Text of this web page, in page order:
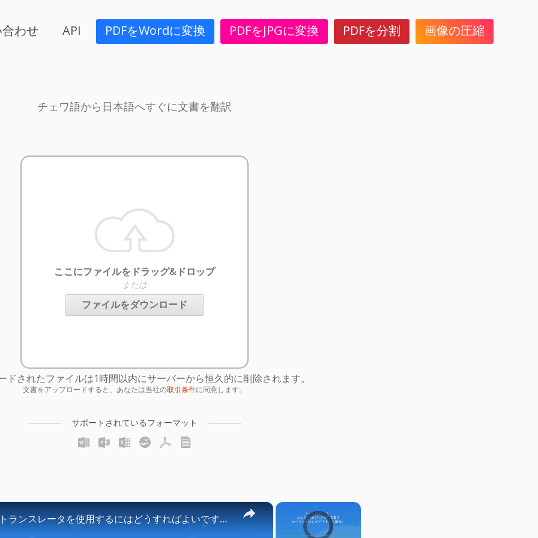
わせ API PDFをWordに変換 PDFをJPGに変換 PDFを分割 画像の圧縮
チェワ語から日本語へすぐに文書を翻訳
ここにファイルをドラッグ&ドロップ
または
ファイルをダウンロード
ドされたファイルは1時間以内にサーバーから恒久的に削除されます。
文書をアップロードすると、あなたは当社の取引条件に同意します。
サポートされているフォーマット
×
Video Player is loading.
×
ドキュメントトランスレータを使用するにはどうすればよいですか？